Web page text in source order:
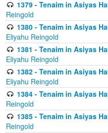
1379 - Tenaim in Asiyas
Reingold
1380 - Tenaim in Asiyas
Eliyahu Reingold
1381 - Tenaim in Asiyas
Eliyahu Reingold
1382 - Tenaim in Asiyas
Eliyahu Reingold
1384 - Tenaim in Asiyas
Reingold
1385 - Tenaim in Asiyas
Reingold